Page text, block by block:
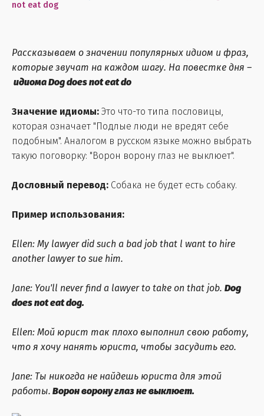
not eat dog
Рассказываем о значении популярных идиом и фраз,
которые звучат на каждом шагу. На повестке дня –
идиома Dog does not eat do
Значение идиомы: Это что-то типа пословицы,
которая означает "Подлые люди не вредят себе
подобным". Аналогом в русском языке можно выбрать
такую поговорку: "Ворон ворону глаз не выклюет".
Дословный перевод: Собака не будет есть собаку.
Пример использования:
Ellen: My lawyer did such a bad job that l want to hire
another lawyer to sue him.
Jane: You'll never find a lawyer to take on that job. Dog
does not eat dog.
Ellen: Мой юрист так плохо выполнил свою работу,
что я хочу нанять юриста, чтобы засудить его.
Jane: Ты никогда не найдешь юриста для этой
работы. Ворон ворону глаз не выклюет.